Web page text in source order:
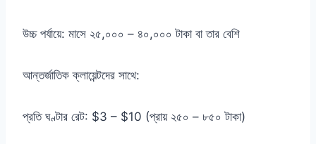
উচ্চ পর্যায়ে: মাসে ২৫,০০০ – ৪০,০০০ টাকা বা তার বেশি
আন্তর্জাতিক ক্লায়েন্টদের সাথে:
প্রতি ঘণ্টার রেট: $3 – $10 (প্রায় ২৫০ – ৮৫০ টাকা)